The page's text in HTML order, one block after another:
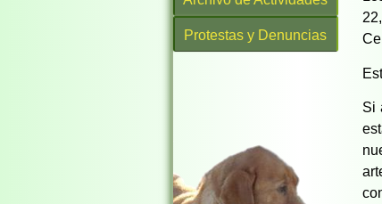
Protestas y Denuncias
Si